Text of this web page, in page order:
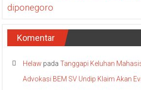
diponegoro
Komentar
Helaw padaTanggapi Keluhan
Advokasi BEM SV Undip Klaim Akan